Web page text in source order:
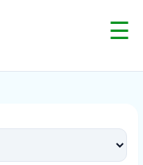
☰